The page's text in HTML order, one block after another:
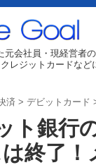
会社員・現経営者の
レジットカードなど
済 > デビットカード
ト銀行
終了！